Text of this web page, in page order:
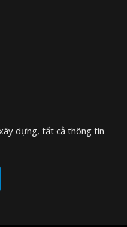
dựng, tất cả thông tin